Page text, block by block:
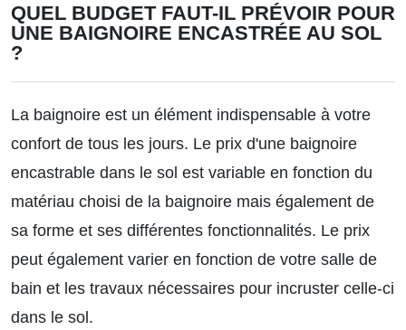
QUEL BUDGET FAUT-IL PRÉVOIR POUR
UNE BAIGNOIRE ENCASTRÉE AU SOL
?
La baignoire est un élément indispensable à votre
confort de tous les jours. Le prix d'une baignoire
encastrable dans le sol est variable en fonction du
matériau choisi de la baignoire mais également de
sa forme et ses différentes fonctionnalités. Le prix
peut également varier en fonction de votre salle de
bain et les travaux nécessaires pour incruster celle-ci
dans le sol.